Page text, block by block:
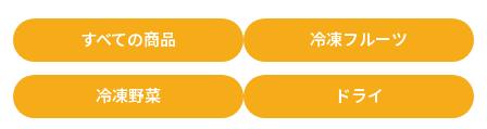
すべての商品 冷凍フルーツ
冷凍野菜 ドライ